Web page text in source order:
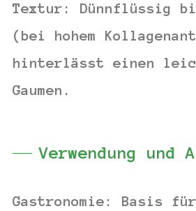
Textur:
Dünnflüssig
(bei hohem
hinterlässt einen
Gaumen.
Verwendung und
Gastronomie:
Basis